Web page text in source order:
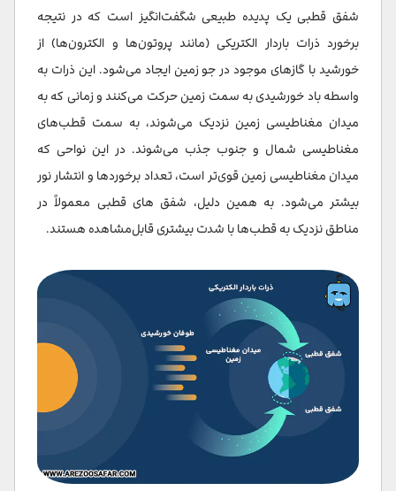
شفق قطبی یک پدیده طبیعی شگفت‌انگیز است که در نتیجه
برخورد ذرات باردار الکتریکی (مانند پروتون‌ها و الکترون‌ها) از
خورشید با گازهای موجود در جو زمین ایجاد می‌شود. این ذرات به
واسطه باد خورشیدی به سمت زمین حرکت می‌کنند و زمانی که به
میدان مغناطیسی زمین نزدیک می‌شوند، به سمت قطب‌های
مغناطیسی شمال و جنوب جذب می‌شوند. در این نواحی که
میدان مغناطیسی زمین قوی‌تر است، تعداد برخوردها و انتشار نور
بیشتر می‌شود. به همین دلیل، شفق های قطبی معمولاً در
مناطق نزدیک به قطب‌ها با شدت بیشتری قابل‌مشاهده هستند.